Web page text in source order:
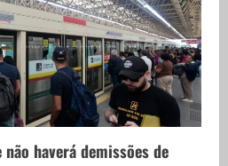
haverá demissões de